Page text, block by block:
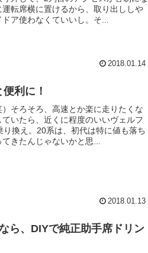
転席横に置けるから、取り出ししや
ア使わなくていいし。そ...
2018.01.14
利に！
そろそろ、高速とか楽に走りたくな
いたら、近くに程度のいいヴェルフ
り換え。20系は、初代は特に値も落ち
きたんじゃないかと思...
2018.01.13
ら、DIYで純正助手席ドリン